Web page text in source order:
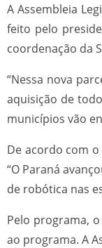
A Assembleia
feito pelo
coordenação da
“Nessa nova
aquisição de
municípios vão
De acordo com
“O Paraná
de robótica nas
Pelo programa,
ao programa. A